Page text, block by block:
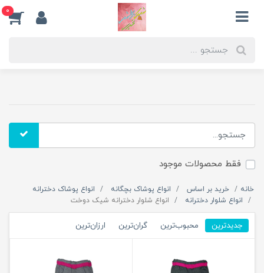
0
فقط محصولات موجود
خانه خرید بر اساس انواع پوشاک بچگانه
انواع پوشاک دخترانه
انواع شلوار دخترانه
انواع شلوار دخترانه شیک دوخت
جدیدترین محبوب‌ترین گران‌ترین ارزان‌ترین